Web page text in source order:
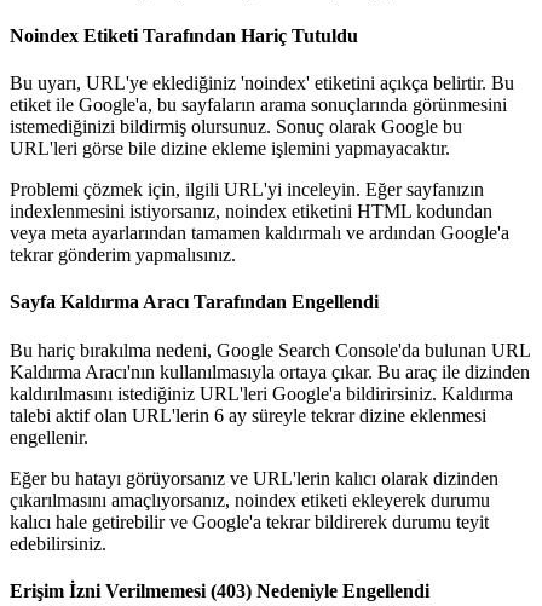
Noindex Etiketi Tarafından Hariç Tutuldu
Bu uyarı, URL'ye eklediğiniz 'noindex' etiketini açıkça belirtir. Bu
etiket ile Google'a, bu sayfaların arama sonuçlarında görünmesini
istemediğinizi bildirmiş olursunuz. Sonuç olarak Google bu
URL'leri görse bile dizine ekleme işlemini yapmayacaktır.
Problemi çözmek için, ilgili URL'yi inceleyin. Eğer sayfanızın
indexlenmesini istiyorsanız, noindex etiketini HTML kodundan
veya meta ayarlarından tamamen kaldırmalı ve ardından Google'a
tekrar gönderim yapmalısınız.
Sayfa Kaldırma Aracı Tarafından Engellendi
Bu hariç bırakılma nedeni, Google Search Console'da bulunan URL
Kaldırma Aracı'nın kullanılmasıyla ortaya çıkar. Bu araç ile dizinden
kaldırılmasını istediğiniz URL'leri Google'a bildirirsiniz. Kaldırma
talebi aktif olan URL'lerin 6 ay süreyle tekrar dizine eklenmesi
engellenir.
Eğer bu hatayı görüyorsanız ve URL'lerin kalıcı olarak dizinden
çıkarılmasını amaçlıyorsanız, noindex etiketi ekleyerek durumu
kalıcı hale getirebilir ve Google'a tekrar bildirerek durumu teyit
edebilirsiniz.
Erişim İzni Verilmemesi (403) Nedeniyle Engellendi